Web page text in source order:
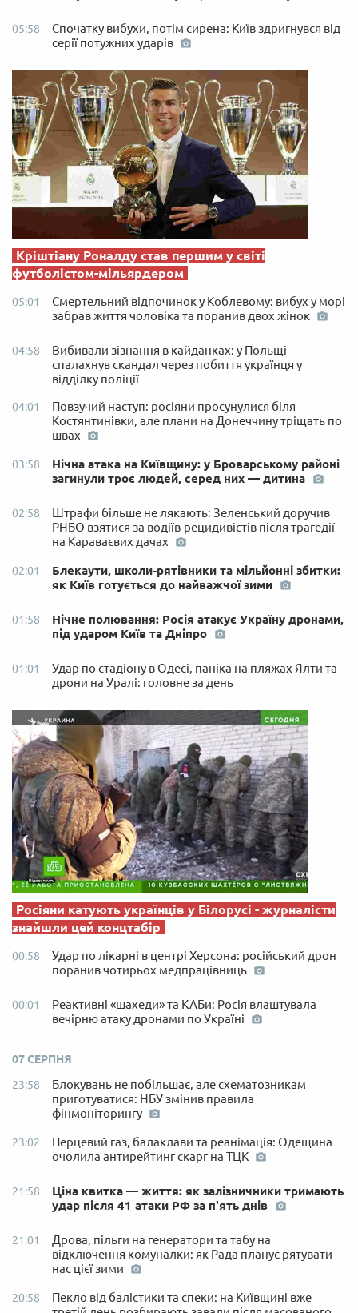
05:58
Спочатку вибухи, потім сирена: Київ здригнувся від
серії потужних ударів
Кріштіану Роналду став першим у світі
футболістом-мільярдером
05:01
Смертельний відпочинок у Коблевому: вибух у морі
забрав життя чоловіка та поранив двох жінок
04:58
Вибивали зізнання в кайданках: у Польщі
спалахнув скандал через побиття українця у
відділку поліції
04:01
Повзучий наступ: росіяни просунулися біля
Костянтинівки, але плани на Донеччину тріщать по
швах
03:58
Нічна атака на Київщину: у Броварському районі
загинули троє людей, серед них — дитина
02:58
Штрафи більше не лякають: Зеленський доручив
РНБО взятися за водіїв-рецидивістів після трагедії
на Караваєвих дачах
02:01
Блекаути, школи-рятівники та мільйонні збитки:
як Київ готується до найважчої зими
01:58
Нічне полювання: Росія атакує Україну дронами,
під ударом Київ та Дніпро
01:01
Удар по стадіону в Одесі, паніка на пляжах Ялти та
дрони на Уралі: головне за день
Росіяни катують українців у Білорусі - журналісти
знайшли цей концтабір
00:58
Удар по лікарні в центрі Херсона: російський дрон
поранив чотирьох медпрацівниць
00:01
Реактивні «шахеди» та КАБи: Росія влаштувала
вечірню атаку дронами по Україні
07 СЕРПНЯ
23:58
Блокувань не побільшає, але схематозникам
приготуватися: НБУ змінив правила
фінмоніторингу
23:02
Перцевий газ, балаклави та реанімація: Одещина
очолила антирейтинг скарг на ТЦК
21:58
Ціна квитка — життя: як залізничники тримають
удар після 41 атаки РФ за п'ять днів
21:01
Дрова, пільги на генератори та табу на
відключення комуналки: як Рада планує рятувати
нас цієї зими
20:58
Пекло від балістики та спеки: на Київщині вже